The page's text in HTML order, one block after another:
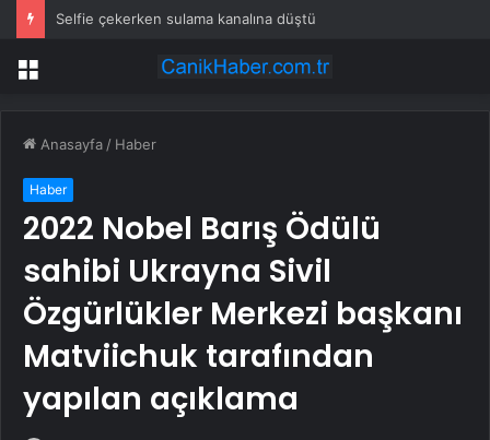
Selfie çekerken sulama kanalına düştü
Menü
Anasayfa / Haber
Haber
2022 Nobel Barış Ödülü
sahibi Ukrayna Sivil
Özgürlükler Merkezi başkanı
Matviichuk tarafından
yapılan açıklama